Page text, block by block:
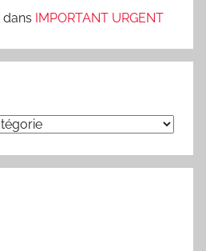
dans IMPORTANT URGENT